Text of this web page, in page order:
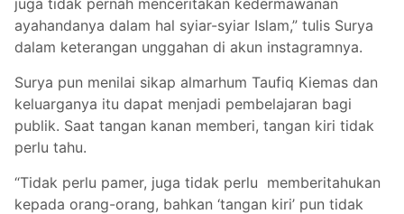
ayahandanya dalam hal syiar-syiar Islam,” tulis Surya
dalam keterangan unggahan di akun instagramnya.
Surya pun menilai sikap almarhum Taufiq Kiemas dan
keluarganya itu dapat menjadi pembelajaran bagi
publik. Saat tangan kanan memberi, tangan kiri tidak
perlu tahu.
“Tidak perlu pamer, juga tidak perlu memberitahukan
kepada orang-orang, bahkan ‘tangan kiri’ pun tidak